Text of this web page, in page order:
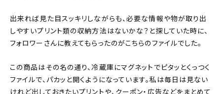
出来れば見た目スッキリしながらも、必要な情報や物が取り出
しやすいプリント類の収納方法はないかな？と探していた時に、
フォロワーさんに教えてもらったのがこちらのファイルでした。
この商品はその名の通り、冷蔵庫にマグネットでピタッとくっつく
ファイルで、パカッと開くようになっています。私は毎日は見ない
けれど出しておきたいプリントや、クーポン・広告などをまとめて